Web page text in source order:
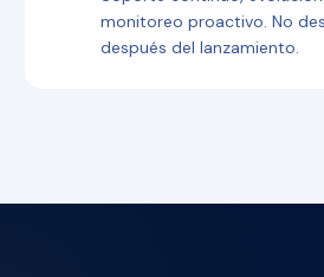
monitoreo proactivo. No
después del lanzamiento.